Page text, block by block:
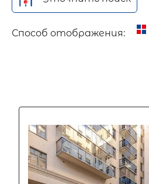
Способ отображения: